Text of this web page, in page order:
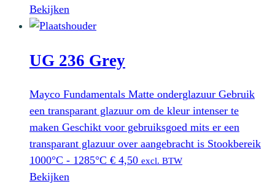
Bekijken
product
meerdere
Deze
optie
kan
gekozen
worden
UG 236 Grey
Mayco Fundamentals Matte onderglazuur Gebruik
een transparant glazuur om de kleur intenser te
maken Geschikt voor gebruiksgoed mits er een
transparant glazuur over aangebracht is Stookbereik
1000°C - 1285°C € 4,50 excl. BTW
Bekijken